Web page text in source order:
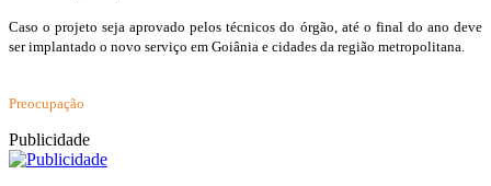
Caso o projeto seja aprovado pelos técnicos do órgão, até o final do ano deve
ser implantado o novo serviço em Goiânia e cidades da região metropolitana.
Preocupação
Publicidade